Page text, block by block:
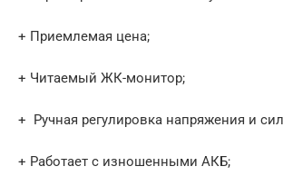
+ Приемлемая цена;
+ Читаемый ЖК-монитор;
+ Ручная регулировка напряжения и
+ Работает с изношенными АКБ;